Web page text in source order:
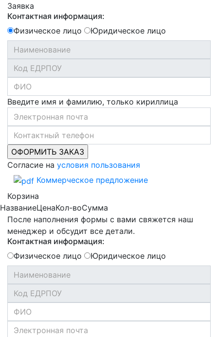
Заявка
Контактная информация:
Физическое лицо
Юридическое лицо
Введите имя и фамилию, только кириллица
Согласие на условия пользования
Коммерческое предложение
Корзина
НазваниеЦенаКол-воСумма
После наполнения формы с вами свяжется наш
менеджер и обсудит все детали.
Контактная информация:
Физическое лицо
Юридическое лицо